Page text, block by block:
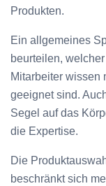
Produkten.
Ein allgemeines
beurteilen,
Mitarbeiter wissen
geeignet sind.
Segel auf das
die Expertise.
Die
beschränkt sich